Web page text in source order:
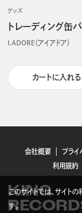
グッズ
トレーディング缶
I.ADORE（アイアドア）
カートに入れる
会社概要 プライ
利用規約
KING
このサイトでは、サイト
す。